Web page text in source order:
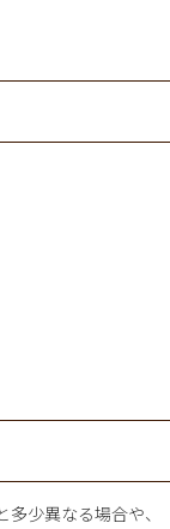
少異なる場合や、